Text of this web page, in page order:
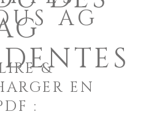
AG
&
EN
: